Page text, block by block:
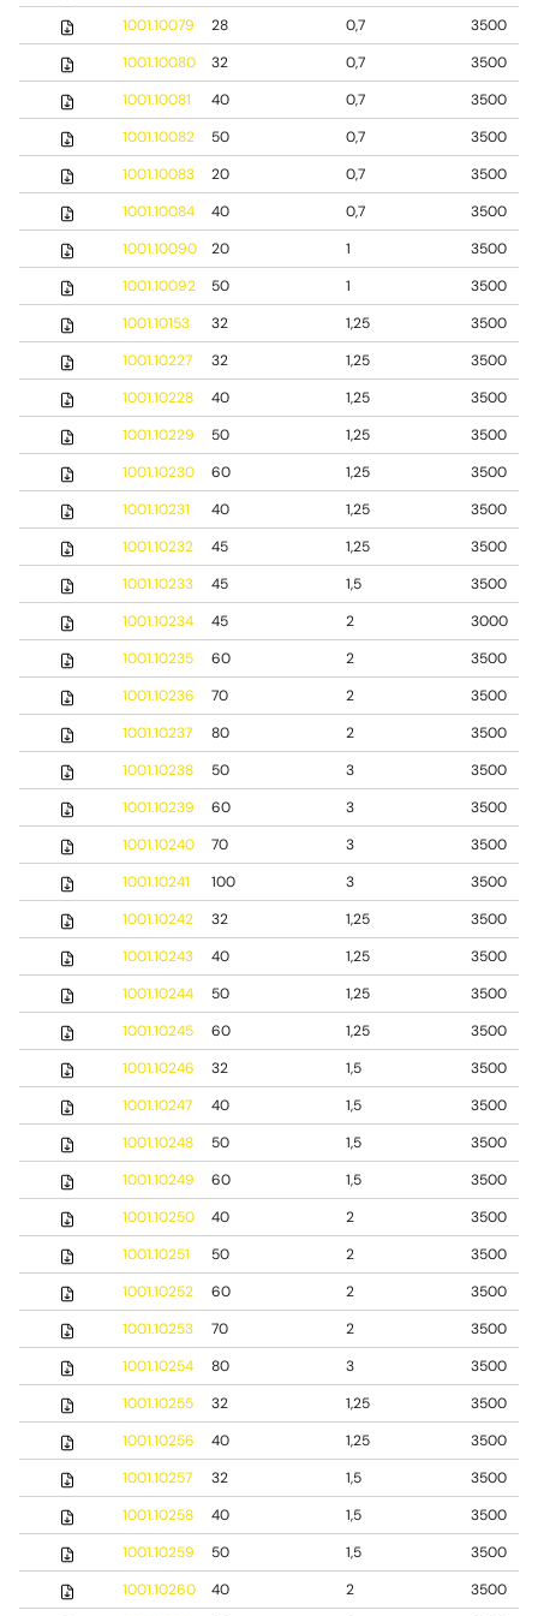
1001.10079
28 0,7
3500
1001.10080
32 0,7
3500
1001.10081
40 0,7
3500
1001.10082
50 0,7
3500
1001.10083
20 0,7
3500
1001.10084
40 0,7
3500
1001.10090
20 1
3500
1001.10092
50 1
3500
1001.10153
32 1,25
3500
1001.10227
32 1,25
3500
1001.10228
40 1,25
3500
1001.10229
50 1,25
3500
1001.10230
60 1,25
3500
1001.10231
40 1,25
3500
1001.10232
45 1,25
3500
1001.10233
45 1,5
3500
1001.10234
45 2
3000
1001.10235
60 2
3500
1001.10236
70 2
3500
1001.10237
80 2
3500
1001.10238
50 3
3500
1001.10239
60 3
3500
1001.10240
70 3
3500
1001.10241
100 3
3500
1001.10242
32 1,25
3500
1001.10243
40 1,25
3500
1001.10244
50 1,25
3500
1001.10245
60 1,25
3500
1001.10246
32 1,5
3500
1001.10247
40 1,5
3500
1001.10248
50 1,5
3500
1001.10249
60 1,5
3500
1001.10250
40 2
3500
1001.10251
50 2
3500
1001.10252
60 2
3500
1001.10253
70 2
3500
1001.10254
80 3
3500
1001.10255
32 1,25
3500
1001.10256
40 1,25
3500
1001.10257
32 1,5
3500
1001.10258
40 1,5
3500
1001.10259
50 1,5
3500
1001.10260
40 2
3500